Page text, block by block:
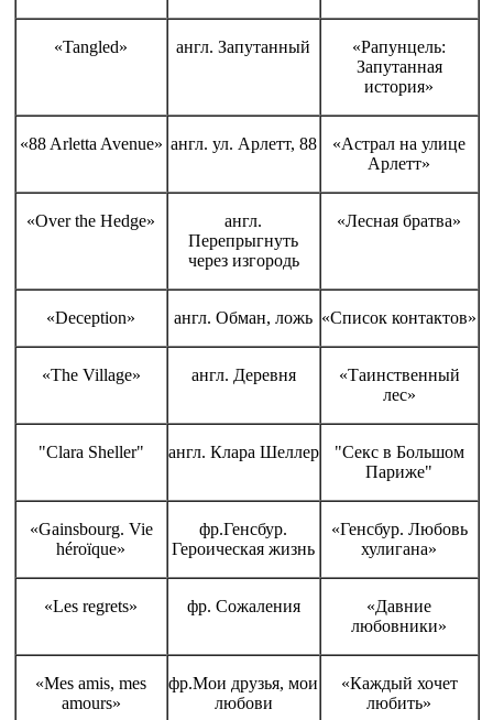
«Tangled» англ. Запутанный
«Рапунцель:
Запутанная
история»
«88 Arletta Avenue» англ. ул. Арлетт, 88
«Астрал на улице
Арлетт»
«Over the Hedge»
англ.
Перепрыгнуть
через изгородь
«Лесная братва»
«Deception» англ. Обман, ложь «Список контактов»
«The Village» англ. Деревня
«Таинственный
лес»
"Clara Sheller" англ. Клара Шеллер
"Секс в Большом
Париже"
«Gainsbourg. Vie
héroïque»
фр.Генсбур.
Героическая жизнь
«Генсбур. Любовь
хулигана»
«Les regrets» фр. Сожаления
«Давние
любовники»
«Mes amis, mes
amours»
фр.Мои друзья, мои
любови
«Каждый хочет
любить»